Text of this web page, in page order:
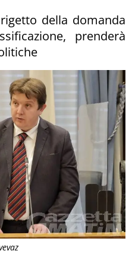
della domanda
prenderà